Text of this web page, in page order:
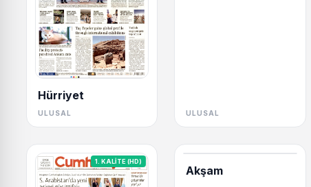
Hürriyet
ULUSAL ULUSAL
1. KALİTE (HD)
Akşam